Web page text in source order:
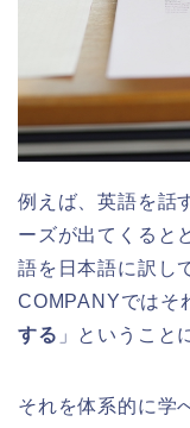
例えば、英語を話
ーズが出てくると
語を日本語に訳し
COMPANYではそ
する 」ということ
それを体系的に学